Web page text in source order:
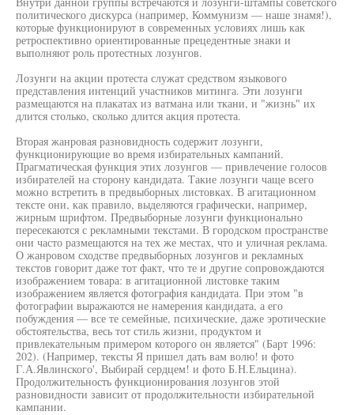
политического дискурса (например, Коммунизм — наше знамя!),
которые функционируют в современных условиях лишь как
ретроспективно ориентированные прецедентные знаки и
выполняют роль протестных лозунгов.
Лозунги на акции протеста служат средством языкового
представления интенций участников митинга. Эти лозунги
размещаются на плакатах из ватмана или ткани, и "жизнь" их
длится столько, сколько длится акция протеста.
Вторая жанровая разновидность содержит лозунги,
функционирующие во время избирательных кампаний.
Прагматическая функция этих лозунгов — привлечение голосов
избирателей на сторону кандидата. Такие лозунги чаще всего
можно встретить в предвыборных листовках. В агитационном
тексте они, как правило, выделяются графически, например,
жирным шрифтом. Предвыборные лозунги функционально
пересекаются с рекламными текстами. В городском пространстве
они часто размещаются на тех же местах, что и уличная реклама.
О жанровом сходстве предвыборных лозунгов и рекламных
текстов говорит даже тот факт, что те и другие сопровождаются
изображением товара: в агитационной листовке таким
изображением является фотография кандидата. При этом "в
фотографии выражаются не намерения кандидата, а его
побуждения — все те семейные, психические, даже эротические
обстоятельства, весь тот стиль жизни, продуктом и
привлекательным примером которого он является" (Барт 1996:
202). (Например, тексты Я пришел дать вам волю! и фото
Г.А.Явлинского', Выбирай сердцем! и фото Б.Н.Ельцина).
Продолжительность функционирования лозунгов этой
разновидности зависит от продолжительности избирательной
кампании.